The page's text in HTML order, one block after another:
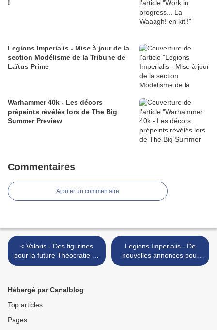
!
Legions Imperialis - Mise à jour de la
section Modélisme de la Tribune de
Laïtus Prime
Warhammer 40k - Les décors
prépeints révélés lors de The Big
Summer Preview
Commentaires
Ajouter un commentaire
< Valoris - Des figurines
pour la future Théocratie de
Rilk
Legions Imperialis - De
nouvelles annonces pour
les World Championships
Hébergé par Canalblog
Top articles
Pages